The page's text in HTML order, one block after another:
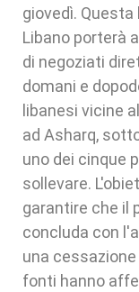
giovedì.
Libano porterà
di negoziati
domani e
libanesi vicine
ad Asharq,
uno dei cinque
sollevare.
garantire che il
concluda con
una
fonti hanno